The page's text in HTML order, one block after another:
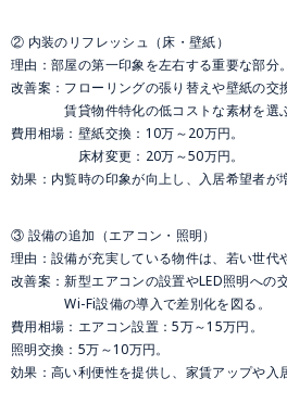
② 内装のリフレッシュ（床・壁紙）
理由：部屋の第一印象を左右する重要な部分。
改善案：フローリングの張り替えや壁紙の交
賃貸物件特化の低コストな素材を選ぶ
費用相場：壁紙交換：10万～20万円。
床材変更：20万～50万円。
効果：内覧時の印象が向上し、入居希望者が
③ 設備の追加（エアコン・照明）
理由：設備が充実している物件は、若い世代
改善案：新型エアコンの設置やLED照明への交
Wi-Fi設備の導入で差別化を図る。
費用相場：エアコン設置：5万～15万円。
照明交換：5万～10万円。
効果：高い利便性を提供し、家賃アップや入